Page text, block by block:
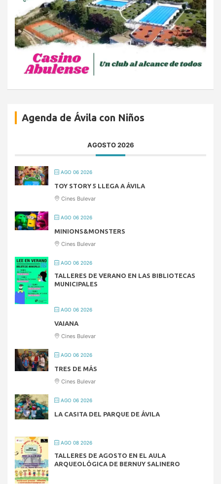
Agenda de Ávila con Niños
AGOSTO 2026
AGO 06 2026
TOY STORY 5 LLEGA A ÁVILA
Cines Bulevar
AGO 06 2026
MINIONS&MONSTERS
Cines Bulevar
AGO 06 2026
TALLERES DE VERANO EN LAS BIBLIOTECAS
MUNICIPALES
AGO 06 2026
VAIANA
Cines Bulevar
AGO 06 2026
TRES DE MÁS
Cines Bulevar
AGO 06 2026
LA CASITA DEL PARQUE DE ÁVILA
AGO 08 2026
TALLERES DE AGOSTO EN EL AULA
ARQUEOLÓGICA DE BERNUY SALINERO